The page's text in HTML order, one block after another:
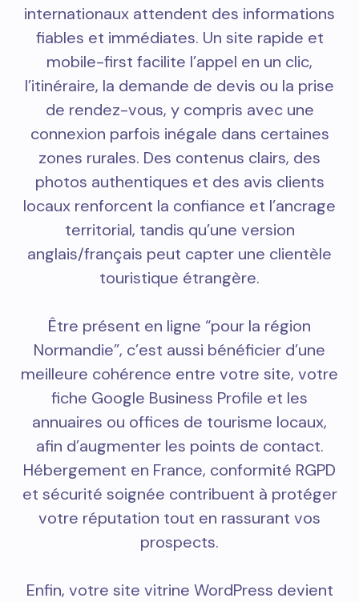
internationaux attendent des informations
fiables et immédiates. Un site rapide et
mobile-first facilite l’appel en un clic,
l’itinéraire, la demande de devis ou la prise
de rendez-vous, y compris avec une
connexion parfois inégale dans certaines
zones rurales. Des contenus clairs, des
photos authentiques et des avis clients
locaux renforcent la confiance et l’ancrage
territorial, tandis qu’une version
anglais/français peut capter une clientèle
touristique étrangère.
Être présent en ligne “pour la région
Normandie”, c’est aussi bénéficier d’une
meilleure cohérence entre votre site, votre
fiche Google Business Profile et les
annuaires ou offices de tourisme locaux,
afin d’augmenter les points de contact.
Hébergement en France, conformité RGPD
et sécurité soignée contribuent à protéger
votre réputation tout en rassurant vos
prospects.
Enfin, votre site vitrine WordPress devient